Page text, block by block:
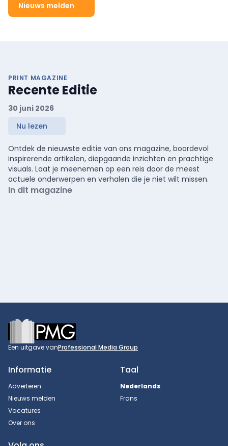
Nieuws melden
PRINT MAGAZINE
Recente Editie
30 juni 2026
Nu lezen
Ontdek de nieuwste editie van ons magazine, boordevol
inspirerende artikelen, diepgaande inzichten en prachtige
visuals. Laat je meenemen op een reis door de meest
actuele onderwerpen en verhalen die je niet wilt missen.
In dit magazine
Footer
Een uitgave vanProfessional Media Group
Informatie
Adverteren
Nieuws melden
Vacatures
Over ons
Taal
Nederlands
Frans